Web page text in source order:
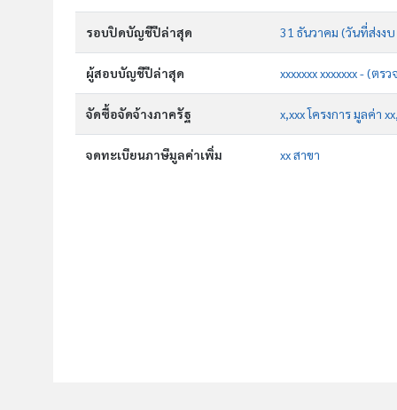
รอบปิดบัญชีปีล่าสุด 31 ธันวาคม (วันที่ส่งง
ผู้สอบบัญชีปีล่าสุด xxxxxxx xxxxxxx - (ต
จัดซื้อจัดจ้างภาครัฐ x,xxx โครงการ มูลค่า
จดทะเบียนภาษีมูลค่าเพิ่ม xx สาขา